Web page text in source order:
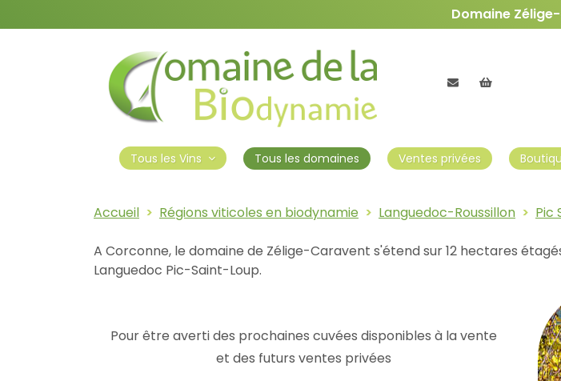
Domaine
Contactez nous
Tous les Vins Tous les domaines Ventes privées
Accueil Régions viticoles en biodynamie Languedoc-Roussillon Pic
A Corconne, le domaine de Zélige-Caravent s'étend sur 12 hectares
Languedoc Pic-Saint-Loup.
Pour être averti des prochaines cuvées disponibles à la vente
et des futurs ventes privées